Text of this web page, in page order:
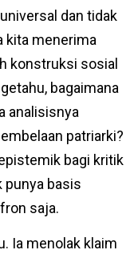
dan tidak
kita menerima
konstruksi sosial
bagaimana
analisisnya
patriarki?
bagi kritik
punya basis
saja.
Ia menolak klaim